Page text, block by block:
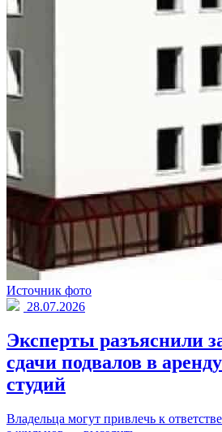
Источник фото
28.07.2026
Эксперты разъяснили
сдачи подвалов в
студий
Владельца могут привлечь к